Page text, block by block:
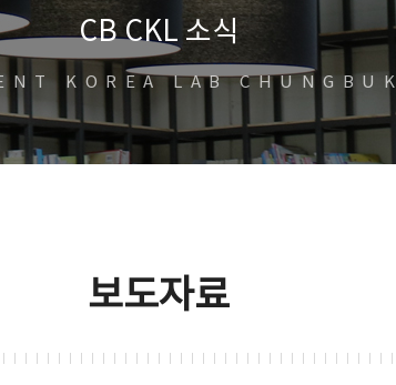
CB CKL 소식
KOREA LAB CHUNGBUK
보도자료